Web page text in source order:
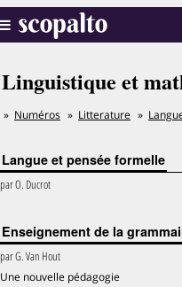
Linguistique et
Numéros Litterature
Langue et pensée formelle
parO. Ducrot
Enseignement de la
parG. Van Hout
Une nouvelle pédagogie